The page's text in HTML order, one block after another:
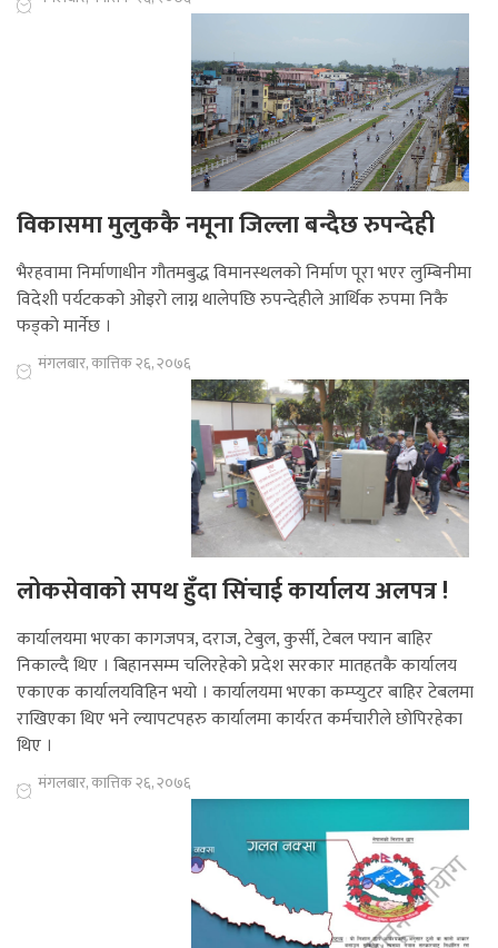
विकासमा मुलुककै नमूना जिल्ला बन्दैछ रुपन्देही
भैरहवामा निर्माणाधीन गौतमबुद्ध विमानस्थलको निर्माण पूरा भएर लुम्बिनीमा
विदेशी पर्यटकको ओइरो लाग्न थालेपछि रुपन्देहीले आर्थिक रुपमा निकै
फड्को मार्नेछ ।
मंगलबार, कात्तिक २६, २०७६
लोकसेवाको सपथ हुँदा सिंचाई कार्यालय अलपत्र !
कार्यालयमा भएका कागजपत्र, दराज, टेबुल, कुर्सी, टेबल फ्यान बाहिर
निकाल्दै थिए । बिहानसम्म चलिरहेको प्रदेश सरकार मातहतकै कार्यालय
एकाएक कार्यालयविहिन भयो । कार्यालयमा भएका कम्प्युटर बाहिर टेबलमा
राखिएका थिए भने ल्यापटपहरु कार्यालमा कार्यरत कर्मचारीले छोपिरहेका
थिए ।
मंगलबार, कात्तिक २६, २०७६